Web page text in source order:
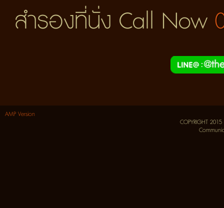
สำรองที่นั่ง Call Now
AMP Version
COPYRIGHT 2015